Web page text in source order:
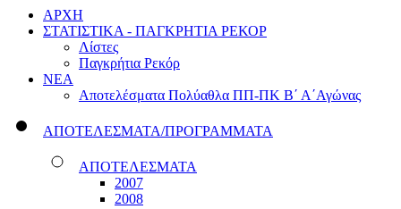
ΑΡΧΗ
ΣΤΑΤΙΣΤΙΚΑ - ΠΑΓΚΡΗΤΙΑ ΡΕΚΟΡ
Λίστες
Παγκρήτια Ρεκόρ
ΝΕΑ
Αποτελέσματα Πολύαθλα ΠΠ-ΠΚ Β΄ Α΄Αγώνας
ΑΠΟΤΕΛΕΣΜΑΤΑ/ΠΡΟΓΡΑΜΜΑΤΑ
ΑΠΟΤΕΛΕΣΜΑΤΑ
2007
2008